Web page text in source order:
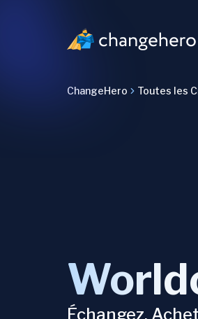
ChangeHero Toutes les
Échangez,